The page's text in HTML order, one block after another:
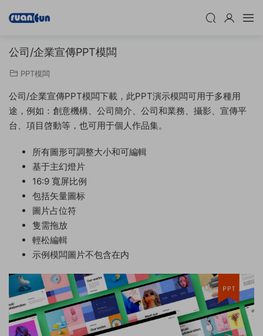
公司/企業宣傳PPT模闆
PPT模闆
公司/企業宣傳PPT模闆下載，此PPT演示模闆可用于多種用
途，例如：創意機構、公司簡介、公司和業務、攝影、宣傳平
台、項目啓動等，也可用于個人作品集。
所有圖形可調整大小和可編輯
基于主幻燈片
16:9 寬屏比例
包括矢量圖标
圖片占位符
隻需拖放
輕松編輯
示例模闆圖片不包含在内